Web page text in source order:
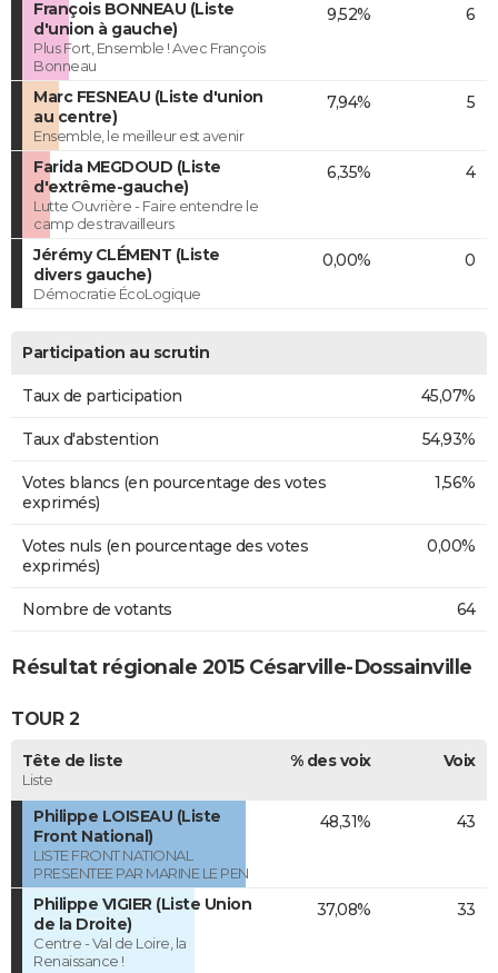
François BONNEAU (Liste
d'union à gauche)
Plus Fort, Ensemble ! Avec François
Bonneau
9,52% 6
Marc FESNEAU (Liste d'union
au centre)
Ensemble, le meilleur est avenir
7,94% 5
Farida MEGDOUD (Liste
d'extrême-gauche)
Lutte Ouvrière - Faire entendre le
camp des travailleurs
6,35% 4
Jérémy CLÉMENT (Liste
divers gauche)
Démocratie ÉcoLogique
0,00% 0
Participation au scrutin
Taux de participation 45,07%
Taux d'abstention 54,93%
Votes blancs (en pourcentage des votes
exprimés)
1,56%
Votes nuls (en pourcentage des votes
exprimés)
0,00%
Nombre de votants 64
Résultat régionale 2015 Césarville-Dossainville
TOUR 2
Tête de liste
Liste
% des voix Voix
Philippe LOISEAU (Liste
Front National)
LISTE FRONT NATIONAL
PRESENTEE PAR MARINE LE PEN
48,31% 43
Philippe VIGIER (Liste Union
de la Droite)
Centre - Val de Loire, la
Renaissance !
37,08% 33